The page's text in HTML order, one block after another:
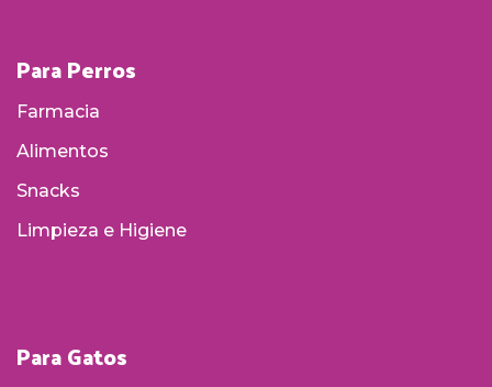
Para Perros
Farmacia
Alimentos
Snacks
Limpieza e Higiene
Para Gatos